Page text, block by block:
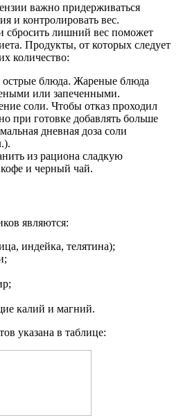
важно придерживаться
и контролировать вес.
сбросить лишний вес поможет
Продукты, от которых следует
количество:
блюда. Жареные блюда
или запеченными.
соли. Чтобы отказ проходил
при готовке добавлять больше
дневная доза соли
из рациона сладкую
и черный чай.
являются:
индейка, телятина);
калий и магний.
указана в таблице: